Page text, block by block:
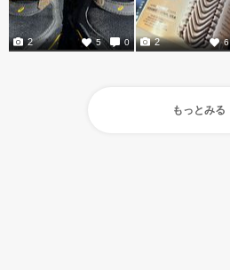
5 0
2 6
2
もっとみる